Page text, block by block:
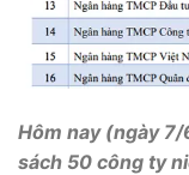
Hôm nay (ngày 7/
sách 50 công ty